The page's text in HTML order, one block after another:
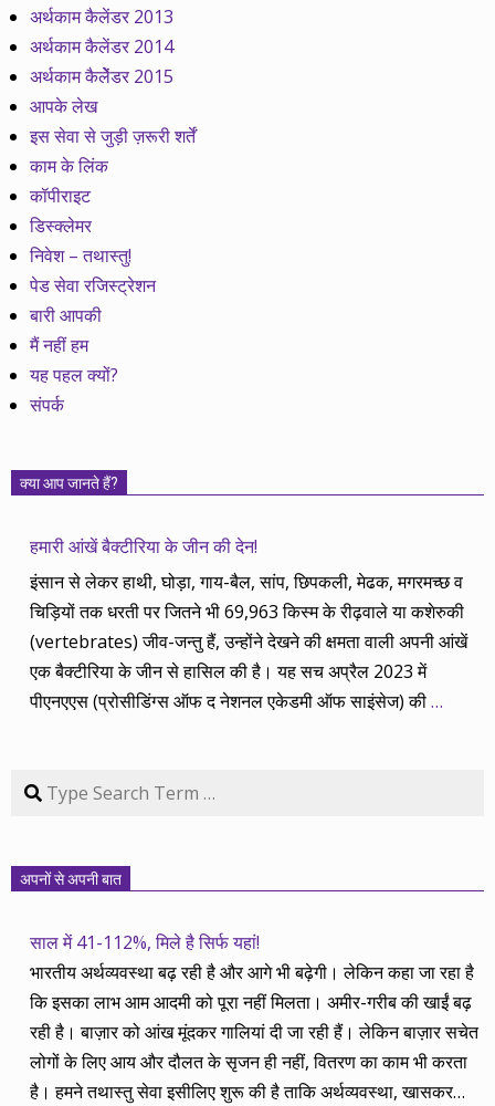
अर्थकाम कैलेंडर 2013
अर्थकाम कैलेंडर 2014
अर्थकाम कैलेेंडर 2015
आपके लेख
इस सेवा से जुड़ी ज़रूरी शर्तें
काम के लिंक
कॉपीराइट
डिस्क्लेमर
निवेश – तथास्तु!
पेड सेवा रजिस्ट्रेशन
बारी आपकी
मैं नहीं हम
यह पहल क्यों?
संपर्क
क्या आप जानते हैं?
हमारी आंखें बैक्टीरिया के जीन की देन!
इंसान से लेकर हाथी, घोड़ा, गाय-बैल, सांप, छिपकली, मेढक, मगरमच्छ व
चिड़ियों तक धरती पर जितने भी 69,963 किस्म के रीढ़वाले या कशेरुकी
(vertebrates) जीव-जन्तु हैं, उन्होंने देखने की क्षमता वाली अपनी आंखें
एक बैक्टीरिया के जीन से हासिल की है। यह सच अप्रैल 2023 में
पीएनएएस (प्रोसीडिंग्स ऑफ द नेशनल एकेडमी ऑफ साइंसेज) की…
Search
अपनों से अपनी बात
साल में 41-112%, मिले है सिर्फ यहां!
भारतीय अर्थव्यवस्था बढ़ रही है और आगे भी बढ़ेगी। लेकिन कहा जा रहा है
कि इसका लाभ आम आदमी को पूरा नहीं मिलता। अमीर-गरीब की खाईं बढ़
रही है। बाज़ार को आंख मूंदकर गालियां दी जा रही हैं। लेकिन बाज़ार सचेत
लोगों के लिए आय और दौलत के सृजन ही नहीं, वितरण का काम भी करता
है। हमने तथास्तु सेवा इसीलिए शुरू की है ताकि अर्थव्यवस्था, खासकर